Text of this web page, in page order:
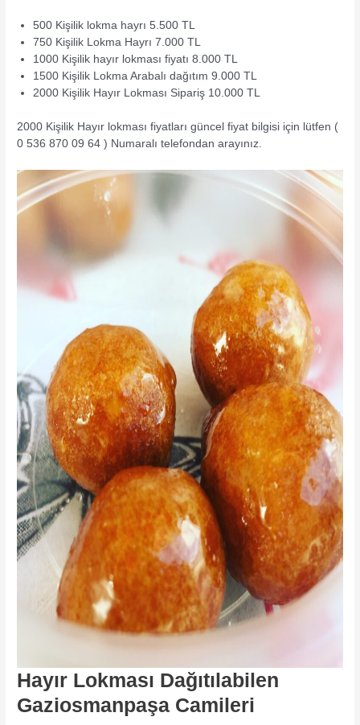
500 Kişilik lokma hayrı 5.500 TL
750 Kişilik Lokma Hayrı 7.000 TL
1000 Kişilik hayır lokması fiyatı 8.000 TL
1500 Kişilik Lokma Arabalı dağıtım 9.000 TL
2000 Kişilik Hayır Lokması Sipariş 10.000 TL
2000 Kişilik Hayır lokması fiyatları güncel fiyat bilgisi için lütfen (
0 536 870 09 64 ) Numaralı telefondan arayınız.
Hayır Lokması Dağıtılabilen
Gaziosmanpaşa Camileri